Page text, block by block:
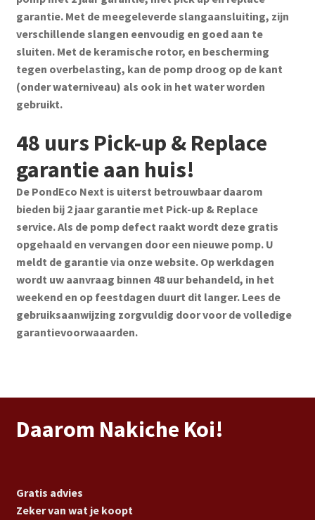
garantie. Met de meegeleverde slangaansluiting, zijn
verschillende slangen eenvoudig en goed aan te
sluiten. Met de keramische rotor, en bescherming
tegen overbelasting, kan de pomp droog op de kant
(onder waterniveau) als ook in het water worden
gebruikt.
48 uurs Pick-up & Replace
garantie aan huis!
De PondEco Next is uiterst betrouwbaar daarom
bieden bij 2 jaar garantie met Pick-up & Replace
service. Als de pomp defect raakt wordt deze gratis
opgehaald en vervangen door een nieuwe pomp. U
meldt de garantie via onze website. Op werkdagen
wordt uw aanvraag binnen 48 uur behandeld, in het
weekend en op feestdagen duurt dit langer. Lees de
gebruiksaanwijzing zorgvuldig door voor de volledige
garantievoorwaaarden.
Daarom Nakiche Koi!
Gratis advies
Zeker van wat je koopt